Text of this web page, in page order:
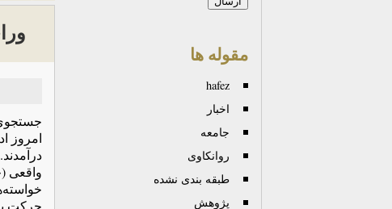
امروز
واقعی
حرکت
مقوله ها
hafez
اخبار
جامعه
روانكاوی
طبقه بندی نشده
پژوهش